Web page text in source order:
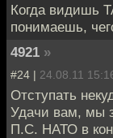
Когда видишь
понимаешь,
4921 »
#24 | 24.08.11
Отступать
Удачи вам, мы
П.С. НАТО в